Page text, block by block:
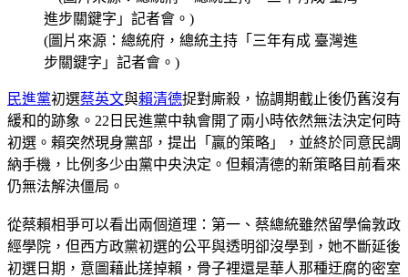
(圖片來源：總統府，總統主持「三年有成 臺灣進
步關鍵字」記者會。)
民進黨初選蔡英文與賴清德捉對廝殺，協調期截止後仍舊沒有
緩和的跡象。22日民進黨中執會開了兩小時依然無法決定何時
初選。賴突然現身黨部，提出「贏的策略」，並終於同意民調
納手機，比例多少由黨中央決定。但賴清德的新策略目前看來
仍無法解決僵局。
從蔡賴相爭可以看出兩個道理：第一、蔡總統雖然留學倫敦政
經學院，但西方政黨初選的公平與透明卻沒學到，她不斷延後
初選日期，意圖藉此搓掉賴，骨子裡還是華人那種迂腐的密室